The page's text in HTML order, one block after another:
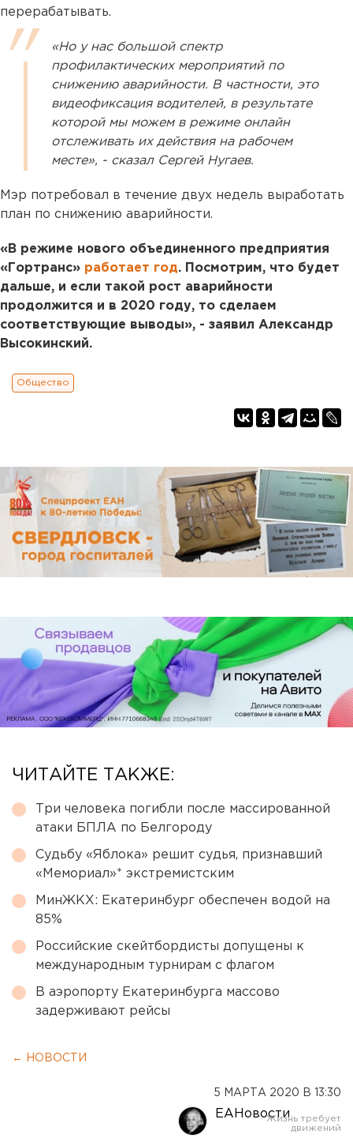
перерабатывать.
«Но у нас большой спектр
профилактических мероприятий по
снижению аварийности. В частности, это
видеофиксация водителей, в результате
которой мы можем в режиме онлайн
отслеживать их действия на рабочем
месте», - сказал Сергей Нугаев.
Мэр потребовал в течение двух недель выработать
план по снижению аварийности.
«В режиме нового объединенного предприятия
«Гортранс» работает год. Посмотрим, что будет
дальше, и если такой рост аварийности
продолжится и в 2020 году, то сделаем
соответствующие выводы», - заявил Александр
Высокинский.
Общество
ЧИТАЙТЕ ТАКЖЕ:
Три человека погибли после массированной
атаки БПЛА по Белгороду
Судьбу «Яблока» решит судья, признавший
«Мемориал»* экстремистским
МинЖКХ: Екатеринбург обеспечен водой на
85%
Российские скейтбордисты допущены к
международным турнирам с флагом
В аэропорту Екатеринбурга массово
задерживают рейсы
← НОВОСТИ
5 МАРТА 2020 В 13:30
ЕАНовости